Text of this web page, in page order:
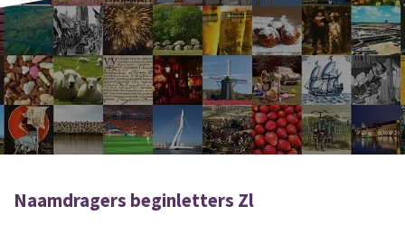
Naamdragers beginletters Zl